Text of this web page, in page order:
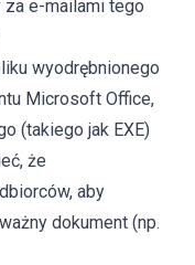
e-mailami tego
wyodrębnionego
Microsoft Office,
(takiego jak EXE)
że
aby
dokument (np.